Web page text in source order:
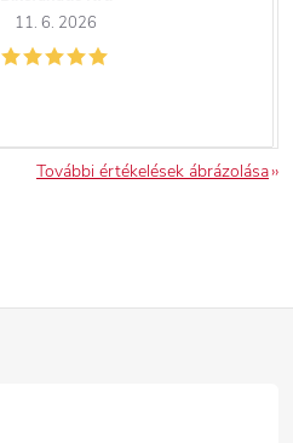
11. 6. 2026
További értékelések ábrázolása